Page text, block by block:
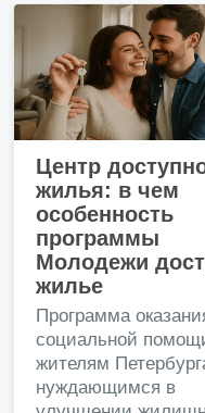
Центр
жилья: в чем
особенность
программы
Молодежи
жилье
Программа
социальной
жителям
нуждающимся в